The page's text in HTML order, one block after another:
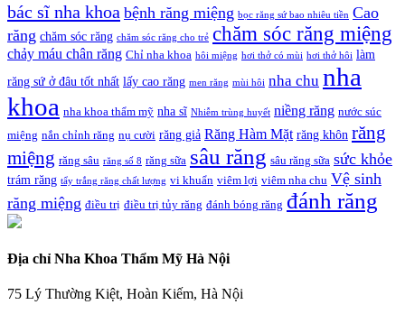
bác sĩ nha khoa bệnh răng miệng bọc răng sứ bao nhiêu tiền Cao
răng chăm sóc răng chăm sóc răng cho trẻ chăm sóc răng miệng
chảy máu chân răng Chỉ nha khoa hôi miệng hơi thở có mùi hơi thở hôi làm
răng sứ ở đâu tốt nhất lấy cao răng men răng mùi hôi nha chu nha
khoa nha khoa thẩm mỹ nha sĩ Nhiễm trùng huyết niềng răng nước súc
miệng nắn chỉnh răng nụ cười răng giả Răng Hàm Mặt răng khôn răng
miệng răng sâu răng số 8 răng sữa sâu răng sâu răng sữa sức khỏe
trám răng tẩy trắng răng chất lượng vi khuẩn viêm lợi viêm nha chu Vệ sinh
răng miệng điều trị điều trị tủy răng đánh bóng răng đánh răng
Địa chỉ Nha Khoa Thẩm Mỹ Hà Nội
75 Lý Thường Kiệt, Hoàn Kiếm, Hà Nội